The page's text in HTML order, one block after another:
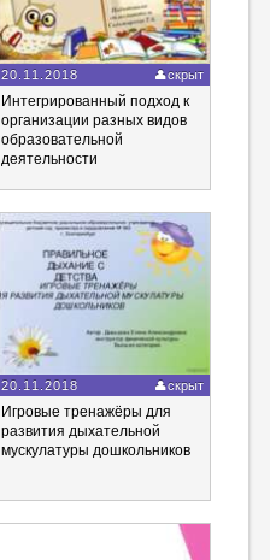
20.11.2018 скрыт
Интегрированный подход к
организации разных видов
образовательной
деятельности
20.11.2018 скрыт
Игровые тренажёры для
развития дыхательной
мускулатуры дошкольников